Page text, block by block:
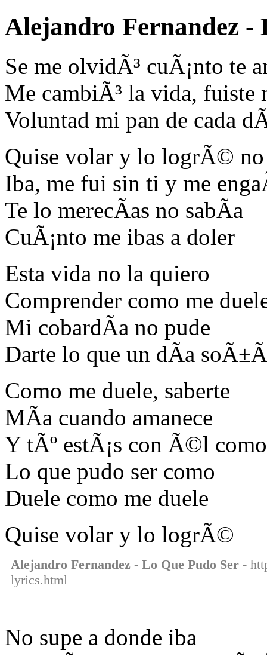
Alejandro Fernandez -
Se me olvidÃ³ cuÃ¡nto te
Me cambiÃ³ la vida,
Voluntad mi pan de cada
Quise volar y lo logrÃ© no
Iba, me fui sin ti y me
Te lo merecÃ­as no sabÃ­a
CuÃ¡nto me ibas a doler
Esta vida no la quiero
Comprender como me
Mi cobardÃ­a no pude
Darte lo que un dÃ­a
Como me duele, saberte
MÃ­a cuando amanece
Y tÃº estÃ¡s con Ã©l
Lo que pudo ser como
Duele como me duele
Quise volar y lo logrÃ©
Alejandro Fernandez - Lo Que Pudo Ser -
lyrics.html
No supe a donde iba